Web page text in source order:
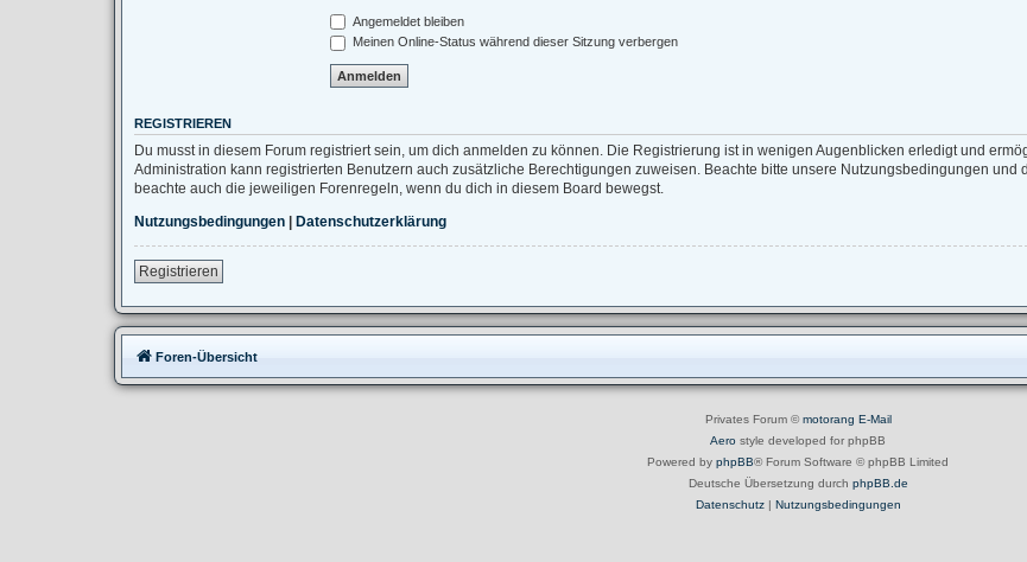
Angemeldet bleiben
Meinen Online-Status während dieser Sitzung verbergen
REGISTRIEREN
Du musst in diesem Forum registriert sein, um dich anmelden zu können. Die Registrierung ist in wenigen Augenblicken erledigt und
Administration kann registrierten Benutzern auch zusätzliche Berechtigungen zuweisen. Beachte bitte unsere Nutzungsbedingungen
beachte auch die jeweiligen Forenregeln, wenn du dich in diesem Board bewegst.
Nutzungsbedingungen
Datenschutzerklärung
Registrieren
Foren-Übersicht
Privates Forum ©motorang E-Mail
Aero style developed for phpBB
Powered by phpBB® Forum Software © phpBB Limited
Deutsche Übersetzung durch phpBB.de
Datenschutz| Nutzungsbedingungen